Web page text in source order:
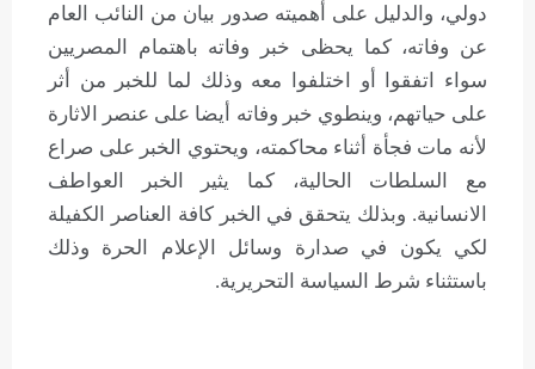
دولي، والدليل على أهميته صدور بيان من النائب العام
عن وفاته، كما يحظى خبر وفاته باهتمام المصريين
سواء اتفقوا أو اختلفوا معه وذلك لما للخبر من أثر
على حياتهم، وينطوي خبر وفاته أيضا على عنصر الاثارة
لأنه مات فجأة أثناء محاكمته، ويحتوي الخبر على صراع
مع السلطات الحالية، كما يثير الخبر العواطف
الانسانية. وبذلك يتحقق في الخبر كافة العناصر الكفيلة
لكي يكون في صدارة وسائل الإعلام الحرة وذلك
باستثناء شرط السياسة التحريرية.